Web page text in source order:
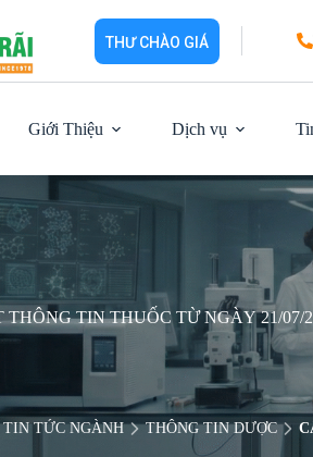
THƯ CHÀO GIÁ
Giới Thiệu Dịch vụ
THÔNG TIN THUỐC TỪ NGÀY 21/07/
TIN TỨC NGÀNH THÔNG TIN DƯỢC